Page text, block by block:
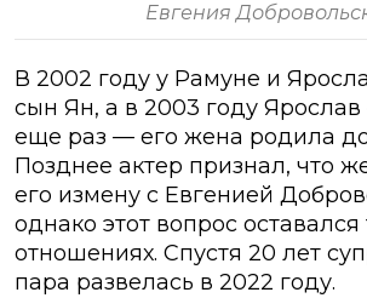
Евгения
В 2002 году у Рамуне и
сын Ян, а в 2003 году Ярослав
еще раз — его жена родила
Позднее актер признал, что
его измену с Евгенией
однако этот вопрос оставался
отношениях. Спустя 20 лет
пара развелась в 2022 году.